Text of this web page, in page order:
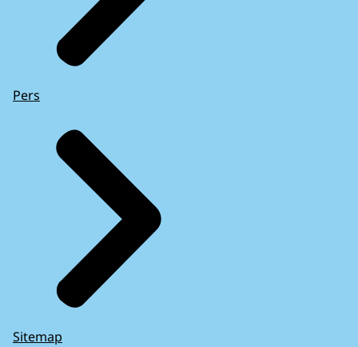
Pers
Sitemap